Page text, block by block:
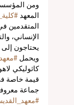
ومن
المعهد
المتقدمين
الإنساني،
يحتاجون
ويحمل
قيمة خاصة
جماعة